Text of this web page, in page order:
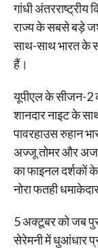
गांधी
राज्य के सबसे बड़े
साथ-साथ भारत के
हैं।
यूपीएल के सीजन-2
शानदार नाइट के
पावरहाउस रुहान
अज्जू तोमर और अजय
का फाइनल दर्शकों
नोरा फतही
5 अक्टूबर को जब
सेरेमनी में धुआंधार